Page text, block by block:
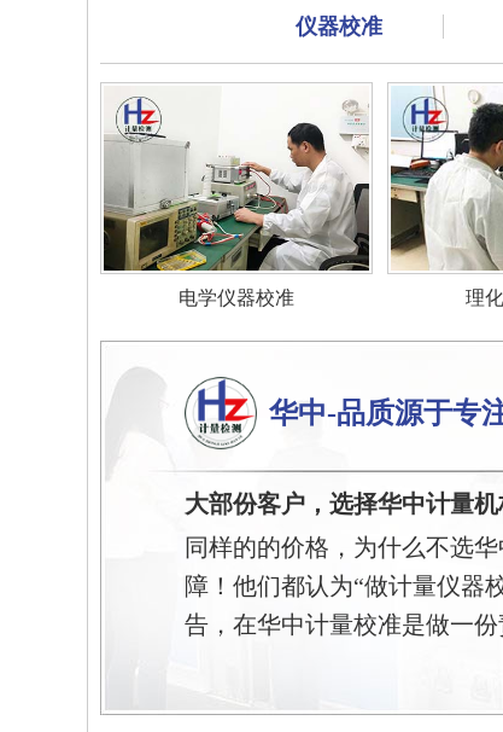
仪器校准
电学仪器校准 理
华中-品质源于专
大部份客户，选择华中计量
同样的的价格，为什么不选
障！他们都认为“做计量仪器
告，在华中计量校准是做一份